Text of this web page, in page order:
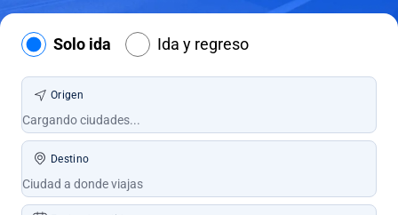
Solo ida Ida y regreso
Origen
Destino